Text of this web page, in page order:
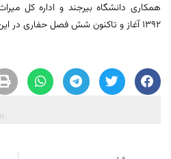
همکاری دانشگاه بیرجند و اداره کل
1392 آغاز و تاکنون شش فصل حفاری در این محوطه انجام شده است.